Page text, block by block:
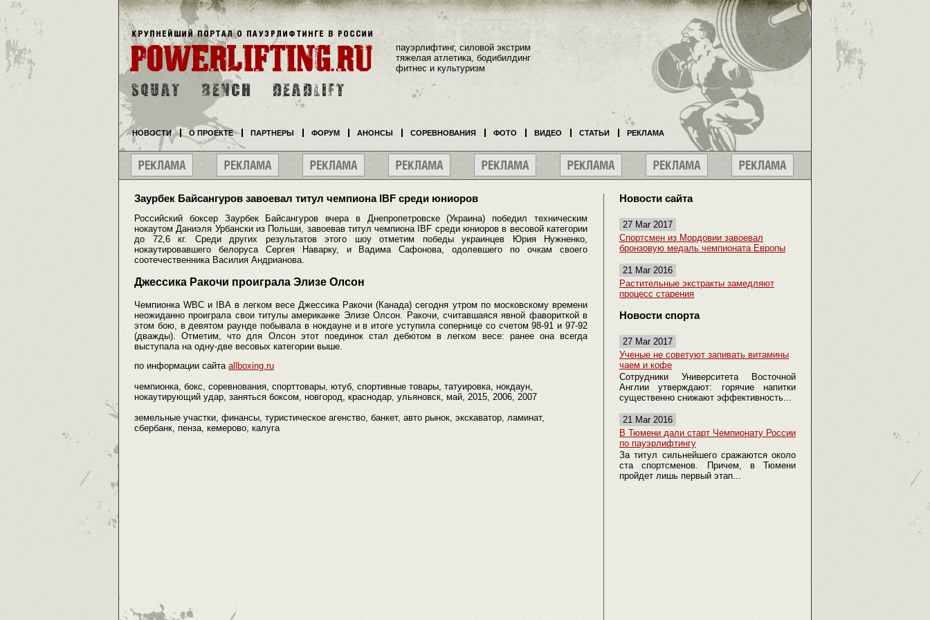
Заурбек Байсангуров завоевал титул чемпиона IBF среди юниоров
Российский боксер Заурбек Байсангуров вчера в Днепропетровске (Украина) победил техническим
нокаутом Даниэля Урбански из Польши, завоевав титул чемпиона IBF среди юниоров в весовой категории
до 72,6 кг. Среди других результатов этого шоу отметим победы украинцев Юрия Нужненко,
нокаутировавшего белоруса Сергея Наварку, и Вадима Сафонова, одолевшего по очкам своего
соотечественника Василия Андрианова.
Джессика Ракочи проиграла Элизе Олсон
Чемпионка WBC и IBA в легком весе Джессика Ракочи (Канада) сегодня утром по московскому времени
неожиданно проиграла свои титулы американке Элизе Олсон. Ракочи, считавшаяся явной фавориткой в
этом бою, в девятом раунде побывала в нокдауне и в итоге уступила сопернице со счетом 98-91 и 97-92
(дважды). Отметим, что для Олсон этот поединок стал дебютом в легком весе: ранее она всегда
выступала на одну-две весовых категории выше.
по информации сайта allboxing.ru
чемпионка, бокс, соревнования, спорттовары, ютуб, спортивные товары, татуировка, нокдаун,
нокаутирующий удар, заняться боксом, новгород, краснодар, ульяновск, май, 2015, 2006, 2007
земельные участки, финансы, туристическое агенство, банкет, авто рынок, экскаватор, ламинат,
сбербанк, пенза, кемерово, калуга
Новости сайта
27 Mar 2017
Спортсмен из Мордовии завоевал
бронзовую медаль чемпионата Европы
21 Mar 2016
Растительные экстракты замедляют
процесс старения
Новости спорта
27 Mar 2017
Ученые не советуют запивать витамины
чаем и кофе
Сотрудники Университета Восточной
Англии утверждают: горячие напитки
существенно снижают эффективность...
21 Mar 2016
В Тюмени дали старт Чемпионату России
по пауэрлифтингу
За титул сильнейшего сражаются около
ста спортсменов. Причем, в Тюмени
пройдет лишь первый этап...
пауэрлифтинг, силовой экстрим
тяжелая атлетика, бодибилдинг
фитнес и культуризм
НОВОСТИ О ПРОЕКТЕ ПАРТНЕРЫ ФОРУМ АНОНСЫ СОРЕВНОВАНИЯ ФОТО ВИДЕО СТАТЬИ РЕКЛАМА